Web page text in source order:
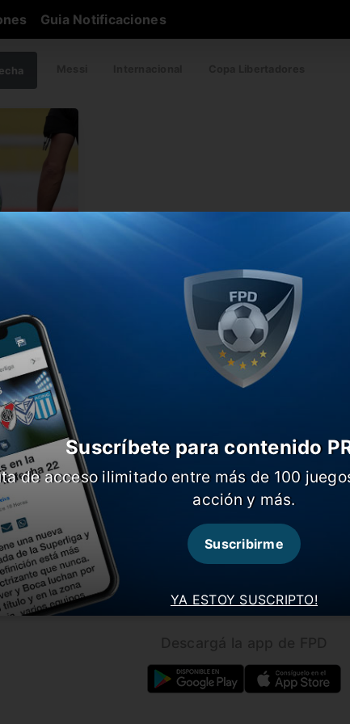
Guia Notificaciones
en Perú
de
CARGAR MÁS NOTICIAS
YA ESTOY SUSCRIPTO!
Suscríbete para contenido
de acceso ilimitado entre más de 100
acción y más.
Suscribirme